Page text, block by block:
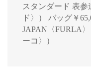
スタンダード 表
ド〉） バッグ￥
JAPAN〈FURLA
ーコ〉）